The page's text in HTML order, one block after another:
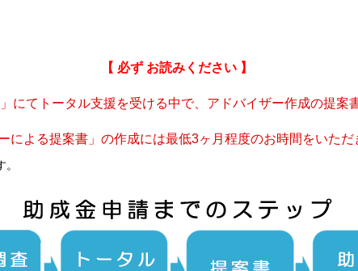
【 必ず お読みください 】
」にてトータル支援を受ける中で、アドバイザー作成の提
による提案書」の作成には最低3ヶ月程度のお時間をいただ